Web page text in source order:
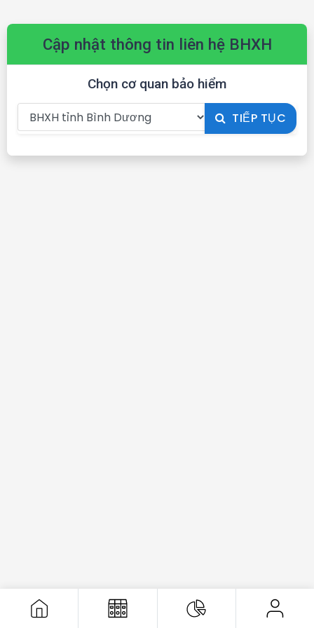
Cập nhật thông tin liên hệ BHXH
Chọn cơ quan bảo hiểm
TIẾP TỤC